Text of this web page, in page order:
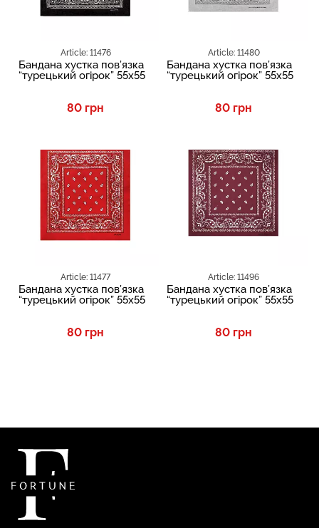
Article: 11476
Бандана хустка пов’язка
“турецький огірок” 55х55
80 грн
Article: 11477
Бандана хустка пов’язка
“турецький огірок” 55х55
80 грн
Article: 11480
Бандана хустка пов’язка
“турецький огірок” 55х55
80 грн
Article: 11496
Бандана хустка пов’язка
“турецький огірок” 55х55
80 грн